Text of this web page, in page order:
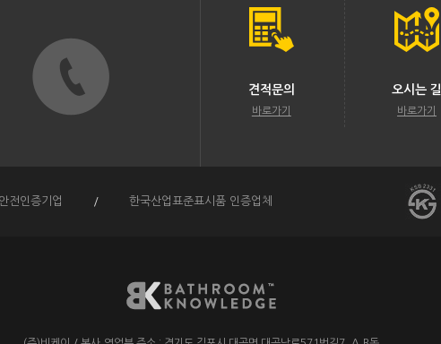
견적문의
바로가기
오시는 길
바로가기
전인증기업 / 한국산업표준표시품 인증업체